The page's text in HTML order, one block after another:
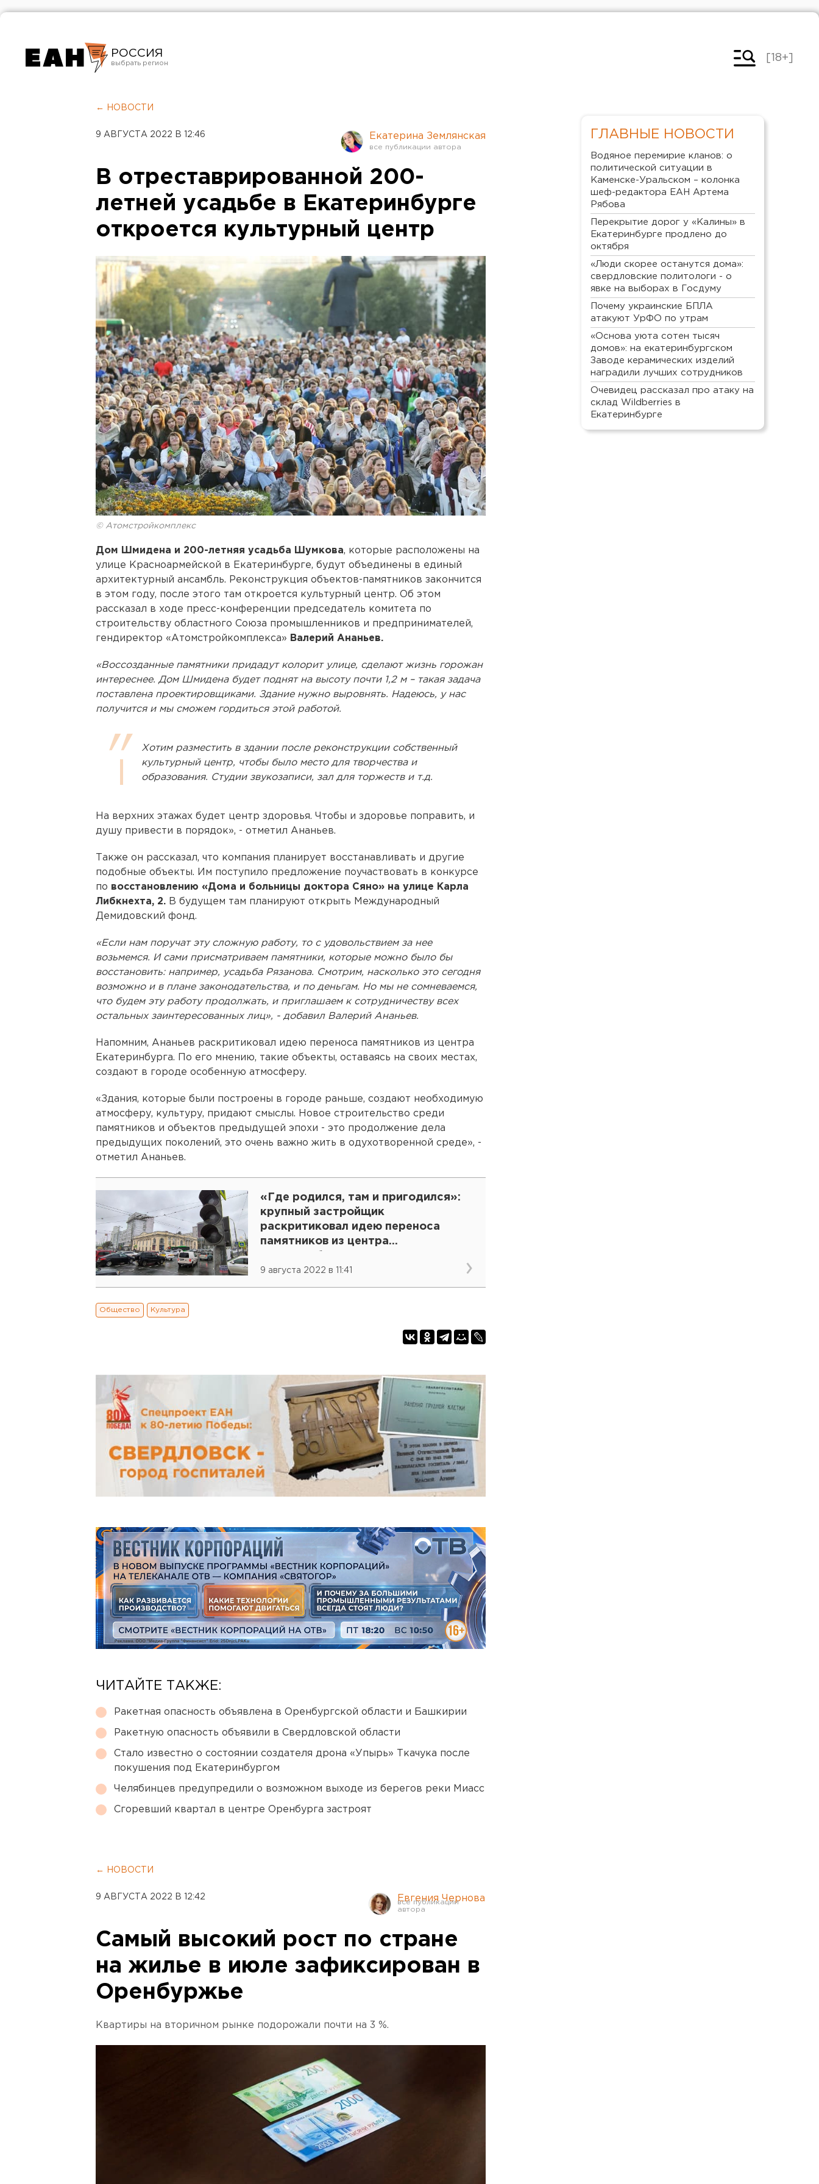
РОССИЯ
Челябинск
[18+]
← НОВОСТИ
9 АВГУСТА 2022 В 12:46 Екатерина Землянская
В отреставрированной 200-
летней усадьбе в Екатеринбурге
откроется культурный центр
© Атомстройкомплекс
Дом Шмидена и 200-летняя усадьба Шумкова, которые расположены на
улице Красноармейской в Екатеринбурге, будут объединены в единый
архитектурный ансамбль. Реконструкция объектов-памятников закончится
в этом году, после этого там откроется культурный центр. Об этом
рассказал в ходе пресс-конференции председатель комитета по
строительству областного Союза промышленников и предпринимателей,
гендиректор «Атомстройкомплекса» Валерий Ананьев.
«Воссозданные памятники придадут колорит улице, сделают жизнь горожан
интереснее. Дом Шмидена будет поднят на высоту почти 1,2 м – такая задача
поставлена проектировщиками. Здание нужно выровнять. Надеюсь, у нас
получится и мы сможем гордиться этой работой.
Хотим разместить в здании после реконструкции собственный
культурный центр, чтобы было место для творчества и
образования. Студии звукозаписи, зал для торжеств и т.д.
На верхних этажах будет центр здоровья. Чтобы и здоровье поправить, и
душу привести в порядок», - отметил Ананьев.
Также он рассказал, что компания планирует восстанавливать и другие
подобные объекты. Им поступило предложение поучаствовать в конкурсе
по восстановлению «Дома и больницы доктора Сяно» на улице Карла
Либкнехта, 2. В будущем там планируют открыть Международный
Демидовский фонд.
«Если нам поручат эту сложную работу, то с удовольствием за нее
возьмемся. И сами присматриваем памятники, которые можно было бы
восстановить: например, усадьба Рязанова. Смотрим, насколько это сегодня
возможно и в плане законодательства, и по деньгам. Но мы не сомневаемся,
что будем эту работу продолжать, и приглашаем к сотрудничеству всех
остальных заинтересованных лиц», - добавил Валерий Ананьев.
Напомним, Ананьев раскритиковал идею переноса памятников из центра
Екатеринбурга. По его мнению, такие объекты, оставаясь на своих местах,
создают в городе особенную атмосферу.
«Здания, которые были построены в городе раньше, создают необходимую
атмосферу, культуру, придают смыслы. Новое строительство среди
памятников и объектов предыдущей эпохи - это продолжение дела
предыдущих поколений, это очень важно жить в одухотворенной среде», -
отметил Ананьев.
«Где родился, там и пригодился»:
крупный застройщик
раскритиковал идею переноса
памятников из центра
9 августа 2022 в 11:41
Общество Культура
ЧИТАЙТЕ ТАКЖЕ:
Ракетная опасность объявлена в Оренбургской области и Башкирии
Ракетную опасность объявили в Свердловской области
Стало известно о состоянии создателя дрона «Упырь» Ткачука после
покушения под Екатеринбургом
Челябинцев предупредили о возможном выходе из берегов реки Миасс
Сгоревший квартал в центре Оренбурга застроят
← НОВОСТИ
9 АВГУСТА 2022 В 12:42 Евгения Чернова
Самый высокий рост по стране
на жилье в июле зафиксирован в
Оренбуржье
Квартиры на вторичном рынке подорожали почти на 3 %.
ГЛАВНЫЕ НОВОСТИ
Водяное перемирие кланов: о
политической ситуации в
Каменске-Уральском – колонка
шеф-редактора ЕАН Артема
Рябова
Перекрытие дорог у «Калины» в
Екатеринбурге продлено до
октября
«Люди скорее останутся дома»:
свердловские политологи - о
явке на выборах в Госдуму
Почему украинские БПЛА
атакуют УрФО по утрам
«Основа уюта сотен тысяч
домов»: на екатеринбургском
Заводе керамических изделий
наградили лучших сотрудников
Очевидец рассказал про атаку на
склад Wildberries в
Екатеринбурге